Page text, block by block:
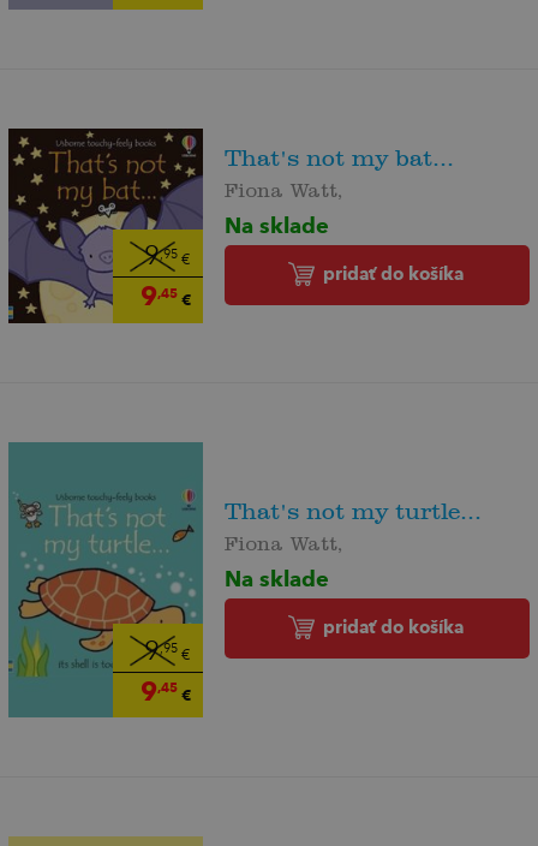
9,95€
9,45€
That's not my bat...
Fiona Watt,
Na sklade
pridať do košíka
9,95€
9,45€
That's not my turtle...
Fiona Watt,
Na sklade
pridať do košíka